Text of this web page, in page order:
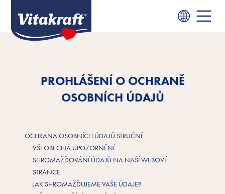
PROHLÁŠENÍ O OCHRANĚ
OSOBNÍCH ÚDAJŮ
OCHRANA OSOBNÍCH ÚDAJŮ STRUČNĚ
VŠEOBECNÁ UPOZORNĚNÍ
SHROMAŽĎOVÁNÍ ÚDAJŮ NA NAŠÍ WEBOVÉ
STRÁNCE
JAK SHROMAŽĎUJEME VAŠE ÚDAJE?